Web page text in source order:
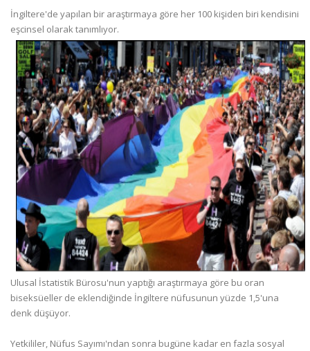
İngiltere'de yapılan bir araştırmaya göre her 100 kişiden biri kendisini
eşcinsel olarak tanımlıyor.
Ulusal İstatistik Bürosu'nun yaptığı araştırmaya göre bu oran
biseksüeller de eklendiğinde İngiltere nüfusunun yüzde 1,5'una
denk düşüyor.
Yetkililer, Nüfus Sayımı'ndan sonra bugüne kadar en fazla sosyal